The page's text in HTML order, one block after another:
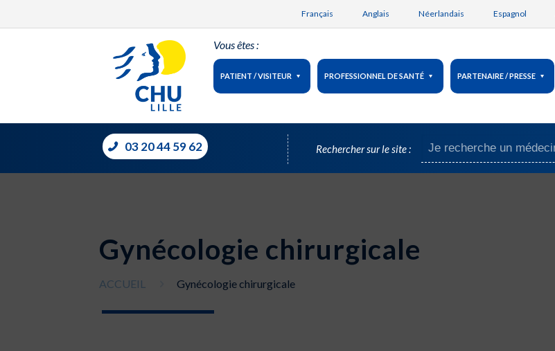
Français Anglais Néerlandais Espagnol
Vous êtes :
PATIENT / VISITEUR PROFESSIONNEL DE SANTÉ PARTENAIRE / PRESSE
03 20 44 59 62 Rechercher sur le site :
Gynécologie chirurgicale
ACCUEIL Gynécologie chirurgicale